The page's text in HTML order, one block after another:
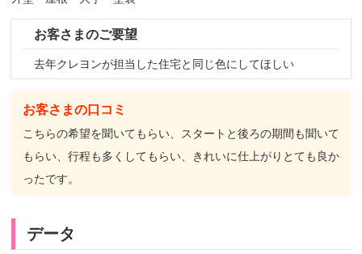
お客さまのご要望
去年クレヨンが担当した住宅と同じ色にしてほしい
お客さまの口コミ
こちらの希望を聞いてもらい、スタートと後ろの期間も聞いて
もらい、行程も多くしてもらい、きれいに仕上がりとても良か
ったです。
データ